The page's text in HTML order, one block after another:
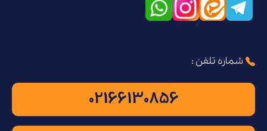
شماره تلفن :
02166130856